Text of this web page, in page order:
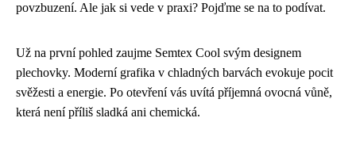
povzbuzení. Ale jak si vede v praxi? Pojďme se na to podívat.
Už na první pohled zaujme Semtex Cool svým designem
plechovky. Moderní grafika v chladných barvách evokuje pocit
svěžesti a energie. Po otevření vás uvítá příjemná ovocná vůně,
která není příliš sladká ani chemická.